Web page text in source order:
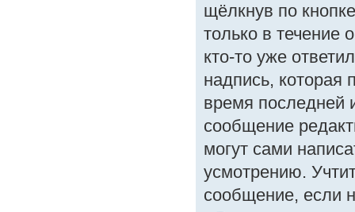
щёлкнув по
только в течение
кто-то уже
надпись, которая
время последней
сообщение
могут сами
усмотрению.
сообщение, если